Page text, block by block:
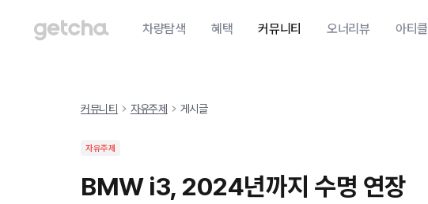
차량탐색 혜택 커뮤니티 오너리뷰 아티클
커뮤니티 자유주제 게시글
자유주제
BMW i3, 2024년까지 수명 연장